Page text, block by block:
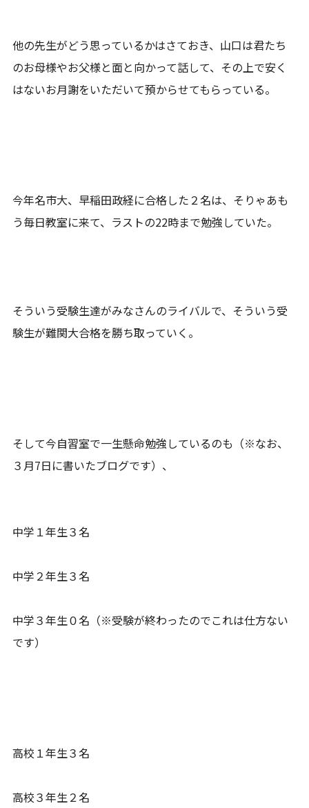
他の先生がどう思っているかはさておき、山口は君たち
のお母様やお父様と面と向かって話して、その上で安く
はないお月謝をいただいて預からせてもらっている。
今年名市大、早稲田政経に合格した２名は、そりゃあも
う毎日教室に来て、ラストの22時まで勉強していた。
そういう受験生達がみなさんのライバルで、そういう受
験生が難関大合格を勝ち取っていく。
そして今自習室で一生懸命勉強しているのも（※なお、
３月7日に書いたブログです）、
中学１年生３名
中学２年生３名
中学３年生０名（※受験が終わったのでこれは仕方ない
です）
高校１年生３名
高校３年生２名